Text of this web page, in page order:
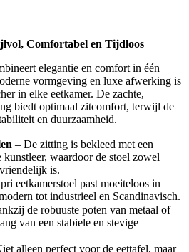
Comfortabel en Tijdloos
elegantie en comfort in één
vormgeving en luxe afwerking is
in elke eetkamer. De zachte,
biedt optimaal zitcomfort, terwijl de
en duurzaamheid.
– De zitting is bekleed met een
waardoor de stoel zowel
is.
eetkamerstoel past moeiteloos in
tot industrieel en Scandinavisch.
de robuuste poten van metaal of
van een stabiele en stevige
alleen perfect voor de eettafel, maar